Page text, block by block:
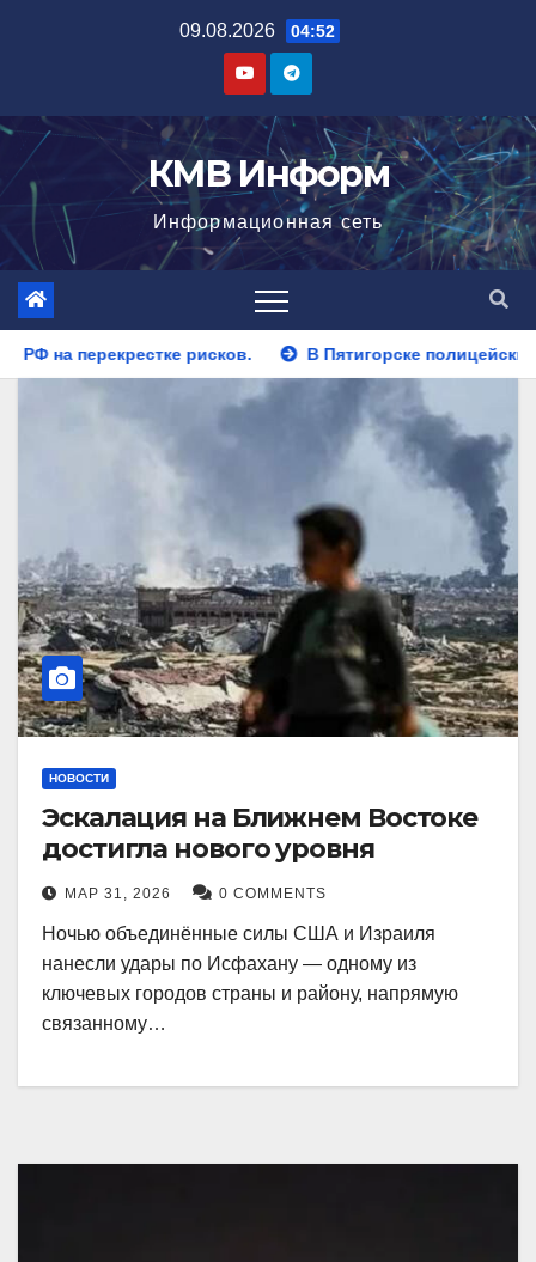
09.08.2026 04:52
КМВ Информ
Информационная сеть
В Пятигорске полицейские задержали закладчика,
НОВОСТИ
Эскалация на Ближнем Востоке
достигла нового уровня
МАР 31, 2026 0 COMMENTS
Ночью объединённые силы США и Израиля
нанесли удары по Исфахану — одному из
ключевых городов страны и району, напрямую
связанному…